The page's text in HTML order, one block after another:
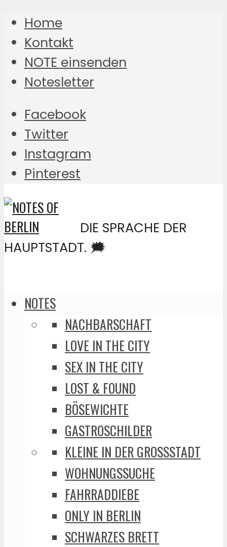
Home
Kontakt
NOTE einsenden
Notesletter
Facebook
Twitter
Instagram
Pinterest
DIE SPRACHE DER
HAUPTSTADT. 🗯️
NOTES
NACHBARSCHAFT
LOVE IN THE CITY
SEX IN THE CITY
LOST & FOUND
BÖSEWICHTE
GASTROSCHILDER
KLEINE IN DER GROSSSTADT
WOHNUNGSSUCHE
FAHRRADDIEBE
ONLY IN BERLIN
SCHWARZES BRETT